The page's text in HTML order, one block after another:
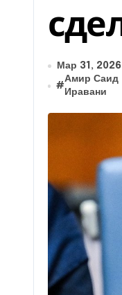
Мар 31, 2026
#
Амир Саид
Иравани